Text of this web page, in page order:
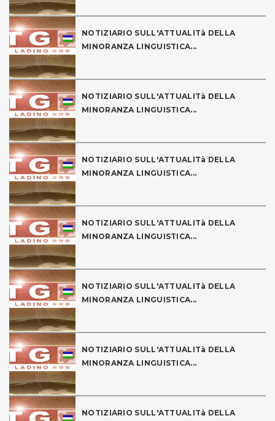
NOTIZIARIO SULL'ATTUALITà DELLA
MINORANZA LINGUISTICA...
NOTIZIARIO SULL'ATTUALITà DELLA
MINORANZA LINGUISTICA...
NOTIZIARIO SULL'ATTUALITà DELLA
MINORANZA LINGUISTICA...
NOTIZIARIO SULL'ATTUALITà DELLA
MINORANZA LINGUISTICA...
NOTIZIARIO SULL'ATTUALITà DELLA
MINORANZA LINGUISTICA...
NOTIZIARIO SULL'ATTUALITà DELLA
MINORANZA LINGUISTICA...
NOTIZIARIO SULL'ATTUALITà DELLA